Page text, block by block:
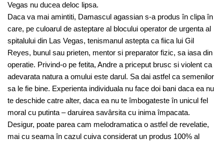
Vegas nu ducea deloc lipsa.
Daca va mai amintiti, Damascul agassian s-a produs în clipa în
care, pe culoarul de asteptare al blocului operator de urgenta al
spitalului din Las Vegas, tenismanul astepta ca fiica lui Gil
Reyes, bunul sau prieten, mentor si preparator fizic, sa iasa din
operatie. Privind-o pe fetita, Andre a priceput brusc si violent ca
adevarata natura a omului este darul. Sa dai astfel ca semenilor
sa le fie bine. Experienta individuala nu face doi bani daca ea nu
te deschide catre alter, daca ea nu te îmbogateste în unicul fel
moral cu putinta – daruirea savârsita cu inima împacata.
Desigur, poate parea cam melodramatica o astfel de revelatie,
mai cu seama în cazul cuiva considerat un produs 100% al